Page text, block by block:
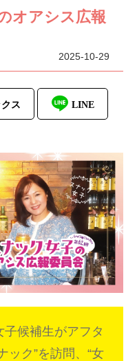
オアシス広報
2025-10-29
候補生がアフタ
ック”を訪問、“女